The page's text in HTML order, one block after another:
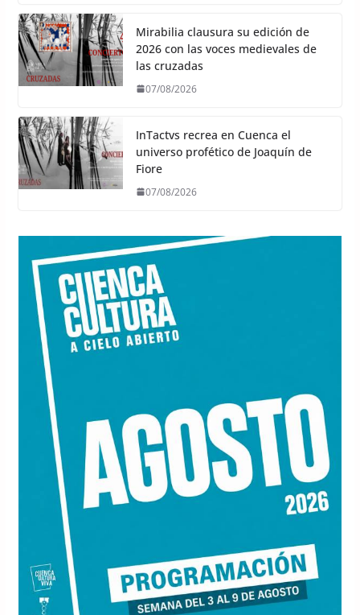
Mirabilia clausura su edición de
2026 con las voces medievales de
las cruzadas
07/08/2026
InTactvs recrea en Cuenca el
universo profético de Joaquín de
Fiore
07/08/2026